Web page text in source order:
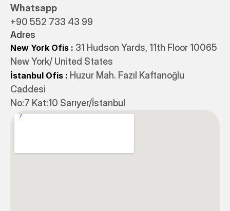
Whatsapp
+90 552 733 43 99
Adres
New York Ofis : 31 Hudson Yards, 11th Floor 10065
New York/ United States
İstanbul Ofis : Huzur Mah. Fazıl Kaftanoğlu
Caddesi
No:7 Kat:10 Sarıyer/İstanbul